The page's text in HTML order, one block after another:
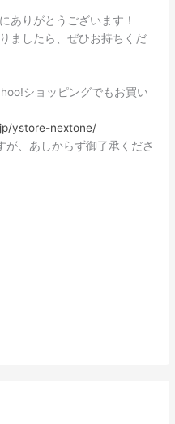
ありがとうございます！
ましたら、ぜひお持ちくだ
ショッピングでもお買い
ystore-nextone/
、あしからず御了承くださ